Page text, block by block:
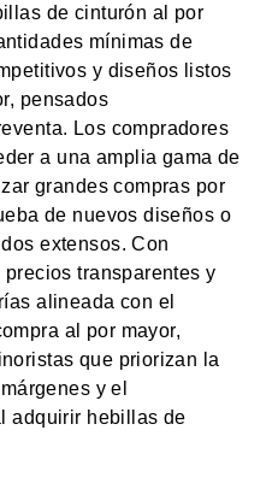
de cinturón al por
mínimas de
y diseños listos
pensados
Los compradores
a una amplia gama de
grandes compras por
de nuevos diseños o
extensos. Con
transparentes y
alineada con el
al por mayor,
que priorizan la
y el
adquirir hebillas de